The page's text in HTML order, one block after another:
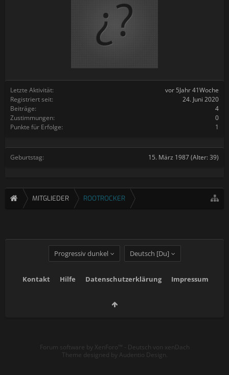
Letzte Aktivität:
vor 5Jahr 41Woche
Registriert seit:
24. Juni 2020
Beiträge:
4
Zustimmungen:
0
Punkte für Erfolge:
1
Geburtstag: 15. März 1987(Alter: 39)
MITGLIEDER ROOTROCKER
Progressiv dunkel Deutsch [Du]
Kontakt Hilfe Datenschutzerklärung Impressum
Forum software by XenForo™ - Deutsch von xenDach
Theme designed by Audentio Design.